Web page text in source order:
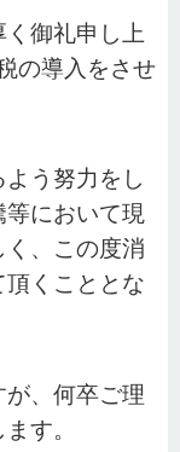
御礼申し上
の導入をさせ
う努力をし
等において現
、この度消
くこととな
、何卒ご理
す。